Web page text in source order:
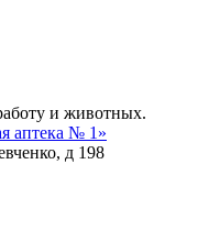
и животных.
аптека № 1 »
д 198